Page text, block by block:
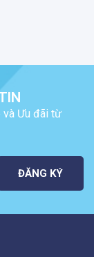
và Ưu đãi từ
ĐĂNG KÝ